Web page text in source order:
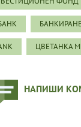
БАНКИРАНЕ
ЦВЕТАНКА
НАПИШИ